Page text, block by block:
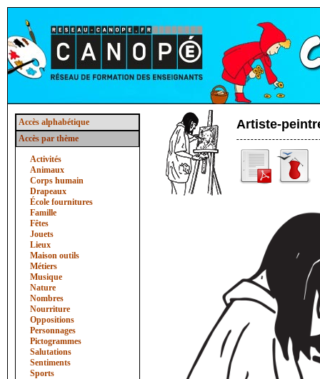
Accès alphabétique
Accès par thème
Activités
Animaux
Corps humain
Drapeaux
École fournitures
Famille
Fêtes
Jouets
Lieux
Maison outils
Métiers
Musique
Nature
Nombres
Nourriture
Oppositions
Personnages
Pictogrammes
Salutations
Sentiments
Sports
Artiste-